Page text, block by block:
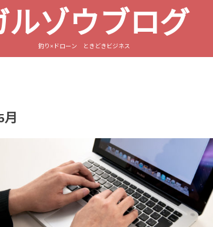
ルゾウブログ
釣り×ドローン ときどきビジネス